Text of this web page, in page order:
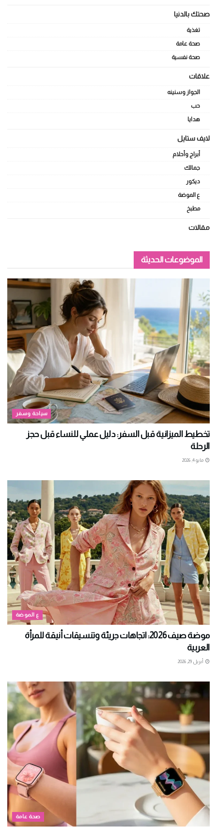
صحتك بالدنيا
تغذية
صحة عامة
صحة نفسية
علاقات
الجواز وسنينه
حب
هدايا
لايف ستايل
أبراج وأحلام
جمالك
ديكور
ع الموضة
مطبخ
مقالات
الموضوعات الحديثة
سياحة وسفر
تخطيط الميزانية قبل السفر: دليل عملي للنساء قبل حجز
الرحلة
مايو 4, 2026
ع الموضة
موضة صيف 2026: اتجاهات جريئة وتنسيقات أنيقة للمرأة
العربية
أبريل 29, 2026
صحة عامة